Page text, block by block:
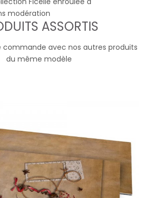
modération
ASSORTIS
avec nos autres produits
du même modèle